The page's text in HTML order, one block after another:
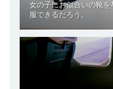
女の子にお似合いの靴
服できるだろう。